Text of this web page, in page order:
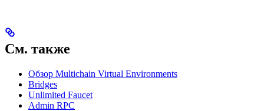
См. также
Обзор Multichain Virtual Environments
Bridges
Unlimited Faucet
Admin RPC